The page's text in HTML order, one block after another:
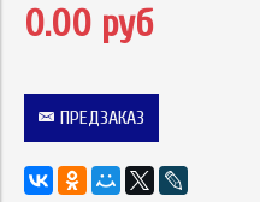
0.00 руб
ПРЕДЗАКАЗ